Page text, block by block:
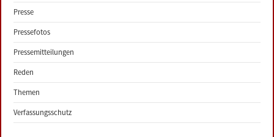
Presse
Pressefotos
Pressemitteilungen
Reden
Themen
Verfassungsschutz